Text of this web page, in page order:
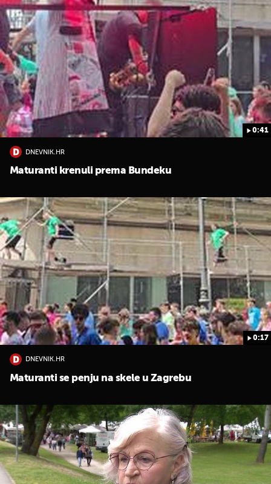
0:41
DNEVNIK.HR
Maturanti krenuli prema Bundeku
0:17
DNEVNIK.HR
Maturanti se penju na skele u Zagrebu